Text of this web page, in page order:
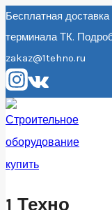
Перейти
к
содержанию
Бесплатная
терминала ТК.
zakaz@1tehno.ru
1 Техно